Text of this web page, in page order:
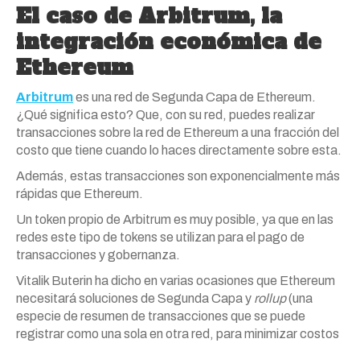
El caso de Arbitrum, la
integración económica de
Ethereum
Arbitrumes una red de Segunda Capa de Ethereum.
¿Qué significa esto? Que, con su red, puedes realizar
transacciones sobre la red de Ethereum a una fracción del
costo que tiene cuando lo haces directamente sobre esta.
Además, estas transacciones son exponencialmente más
rápidas que Ethereum.
Un token propio de Arbitrum es muy posible, ya que en las
redes este tipo de tokens se utilizan para el pago de
transacciones y gobernanza.
Vitalik Buterin ha dicho en varias ocasiones que Ethereum
necesitará soluciones de Segunda Capa y rollup(una
especie de resumen de transacciones que se puede
registrar como una sola en otra red, para minimizar costos